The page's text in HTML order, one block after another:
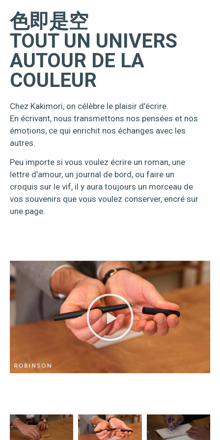
色即是空
TOUT UN UNIVERS
AUTOUR DE LA
COULEUR
Chez Kakimori, on célèbre le plaisir d’écrire.
En écrivant, nous transmettons nos pensées et nos
émotions, ce qui enrichit nos échanges avec les
autres.
Peu importe si vous voulez écrire un roman, une
lettre d’amour, un journal de bord, ou faire un
croquis sur le vif, il y aura toujours un morceau de
vos souvenirs que vous voulez conserver, encré sur
une page.